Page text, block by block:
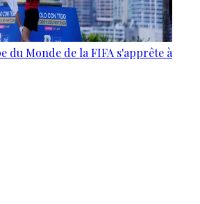
du Monde de la FIFA s'apprête à